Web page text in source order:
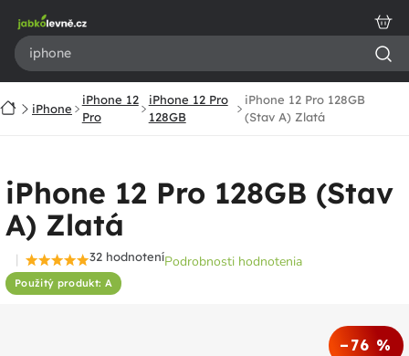
obsah
DomoviPhone
iPhone 12
Pro
iPhone 12 Pro
128GB
iPhone 12 Pro 128GB
(Stav A) Zlatá
iPhone 12 Pro 128GB (Stav
A) Zlatá
Použitý produkt: A
Priemerné
hodnotenie
32 hodnoteníPodrobnosti hodnotenia
–76 %